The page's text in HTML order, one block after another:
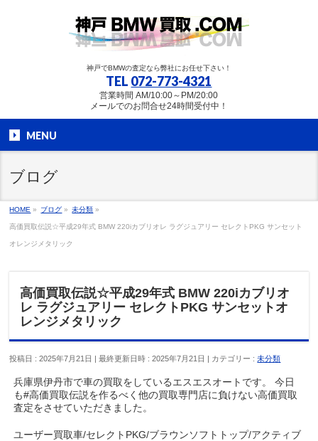
神戸でBMWの査定なら弊社にお任せ下さい！
TEL 072-773-4321
営業時間 AM/10:00～PM/20:00
メールでのお問合せ24時間受付中！
MENU
ブログ
HOME » ブログ » 未分類 »
高価買取伝説☆平成29年式 BMW 220iカブリオレ ラグジュアリー セレクトPKG サンセット
オレンジメタリック
高価買取伝説☆平成29年式 BMW 220iカブリオ
レ ラグジュアリー セレクトPKG サンセットオ
レンジメタリック
投稿日 : 2025年7月21日 最終更新日時 : 2025年7月21日 カテゴリー :未分類
兵庫県伊丹市で車の買取をしているエスエスオートです。 今日
も#高価買取伝説を作るべく他の買取専門店に負けない高価買取
査定をさせていただきました。
ユーザー買取車/セレクトPKG/ブラウンソフトトップ/アクティブ